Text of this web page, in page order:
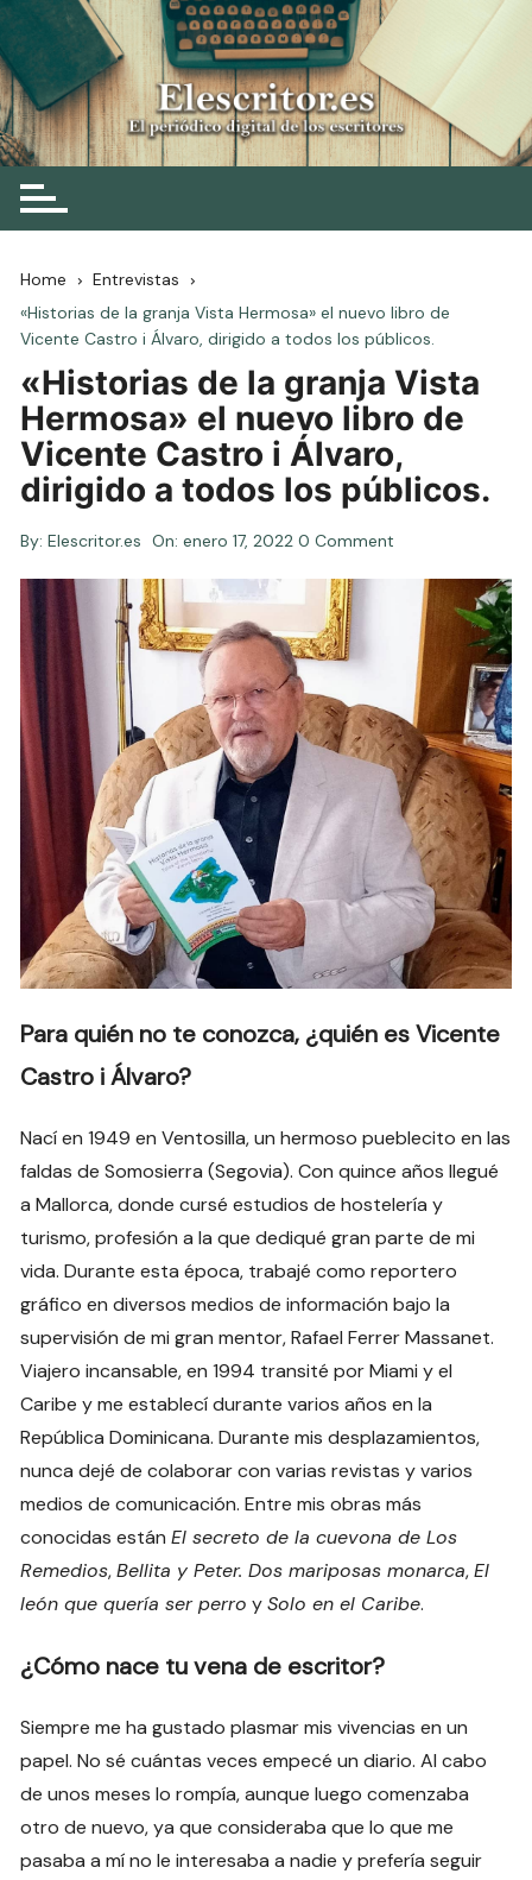
Skip
to
content
Elescritor.es
El periódico digital de los escritores
Home
Entrevistas
«Historias de la granja Vista Hermosa» el nuevo libro de
Vicente Castro i Álvaro, dirigido a todos los públicos.
«Historias de la granja Vista
Hermosa» el nuevo libro de
Vicente Castro i Álvaro,
dirigido a todos los públicos.
By: Elescritor.es On:enero 17, 2022 0 Comment
Para quién no te conozca, ¿quién es Vicente
Castro i Álvaro?
Nací en 1949 en Ventosilla, un hermoso pueblecito en las
faldas de Somosierra (Segovia). Con quince años llegué
a Mallorca, donde cursé estudios de hostelería y
turismo, profesión a la que dediqué gran parte de mi
vida. Durante esta época, trabajé como reportero
gráfico en diversos medios de información bajo la
supervisión de mi gran mentor, Rafael Ferrer Massanet.
Viajero incansable, en 1994 transité por Miami y el
Caribe y me establecí durante varios años en la
República Dominicana. Durante mis desplazamientos,
nunca dejé de colaborar con varias revistas y varios
medios de comunicación. Entre mis obras más
conocidas estánEl secreto de la cuevona de Los
Remedios,Bellita y Peter. Dos mariposas monarca,El
león que quería ser perro ySolo en el Caribe.
¿Cómo nace tu vena de escritor?
Siempre me ha gustado plasmar mis vivencias en un
papel. No sé cuántas veces empecé un diario. Al cabo
de unos meses lo rompía, aunque luego comenzaba
otro de nuevo, ya que consideraba que lo que me
pasaba a mí no le interesaba a nadie y prefería seguir